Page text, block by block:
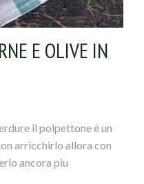
E OLIVE IN
il polpettone è un
arricchirlo allora con
ancora piu